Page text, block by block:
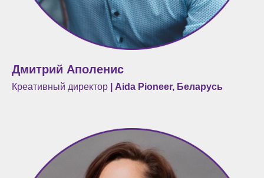
Дмитрий Аполенис
Креативный директор | Aida Pioneer, Беларусь